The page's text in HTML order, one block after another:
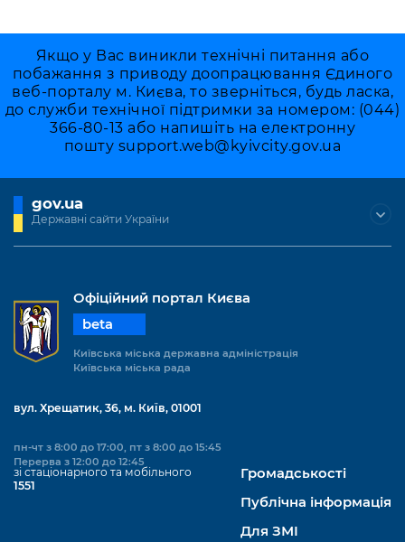
Якщо у Вас виникли технічні питання або
побажання з приводу доопрацювання Єдиного
веб-порталу м. Києва, то зверніться, будь ласка,
до служби технічної підтримки за номером: (044)
366-80-13 або напишіть на електронну
пошту support.web@kyivcity.gov.ua
gov.ua
Державні сайти України
Офіційний портал Києва
beta
Київська міська державна адміністрація
Київська міська рада
вул. Хрещатик, 36, м. Київ, 01001
пн-чт з 8:00 до 17:00, пт з 8:00 до 15:45
Перерва з 12:00 до 12:45
зі стаціонарного та мобільного
1551
Громадськості
Публічна інформація
Для ЗМІ